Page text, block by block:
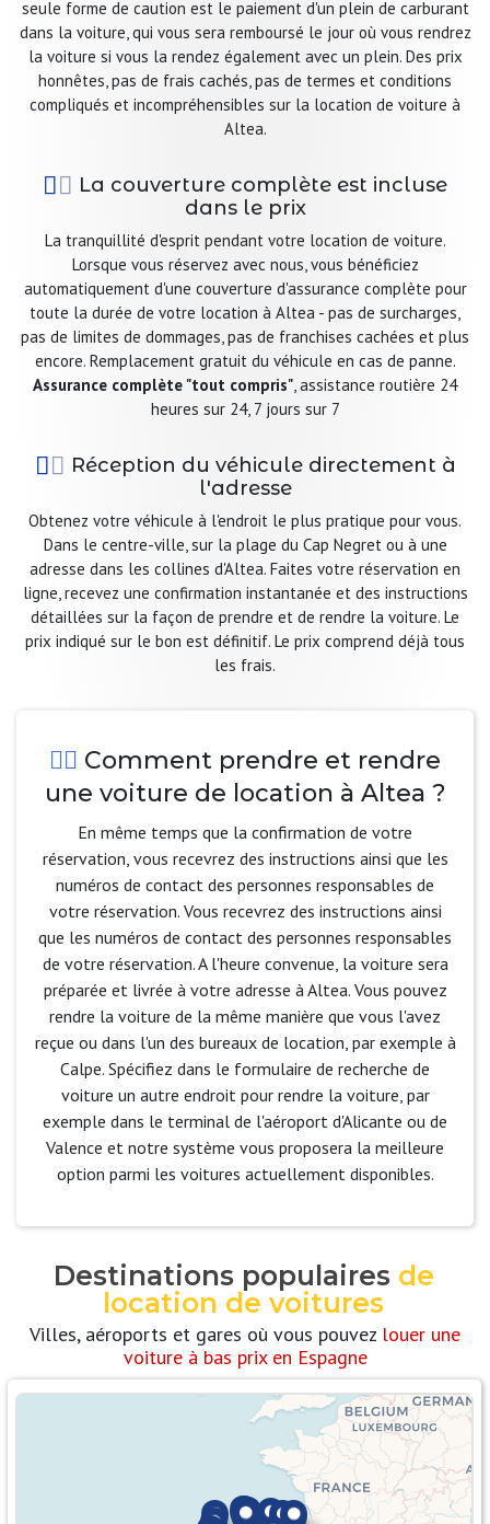
seule forme de caution est le paiement d'un plein de carburant
dans la voiture, qui vous sera remboursé le jour où vous rendrez
la voiture si vous la rendez également avec un plein. Des prix
honnêtes, pas de frais cachés, pas de termes et conditions
compliqués et incompréhensibles sur la location de voiture à
Altea.
La couverture complète est incluse
dans le prix
La tranquillité d'esprit pendant votre location de voiture.
Lorsque vous réservez avec nous, vous bénéficiez
automatiquement d'une couverture d'assurance complète pour
toute la durée de votre location à Altea - pas de surcharges,
pas de limites de dommages, pas de franchises cachées et plus
encore. Remplacement gratuit du véhicule en cas de panne.
Assurance complète "tout compris", assistance routière 24
heures sur 24, 7 jours sur 7
Réception du véhicule directement à
l'adresse
Obtenez votre véhicule à l'endroit le plus pratique pour vous.
Dans le centre-ville, sur la plage du Cap Negret ou à une
adresse dans les collines d'Altea. Faites votre réservation en
ligne, recevez une confirmation instantanée et des instructions
détaillées sur la façon de prendre et de rendre la voiture. Le
prix indiqué sur le bon est définitif. Le prix comprend déjà tous
les frais.
Comment prendre et rendre
une voiture de location à Altea ?
En même temps que la confirmation de votre
réservation, vous recevrez des instructions ainsi que les
numéros de contact des personnes responsables de
votre réservation. Vous recevrez des instructions ainsi
que les numéros de contact des personnes responsables
de votre réservation. A l'heure convenue, la voiture sera
préparée et livrée à votre adresse à Altea. Vous pouvez
rendre la voiture de la même manière que vous l'avez
reçue ou dans l'un des bureaux de location, par exemple à
Calpe. Spécifiez dans le formulaire de recherche de
voiture un autre endroit pour rendre la voiture, par
exemple dans le terminal de l'aéroport d'Alicante ou de
Valence et notre système vous proposera la meilleure
option parmi les voitures actuellement disponibles.
Destinations populaires de
location de voitures
Villes, aéroports et gares où vous pouvez louer une
voiture à bas prix en Espagne